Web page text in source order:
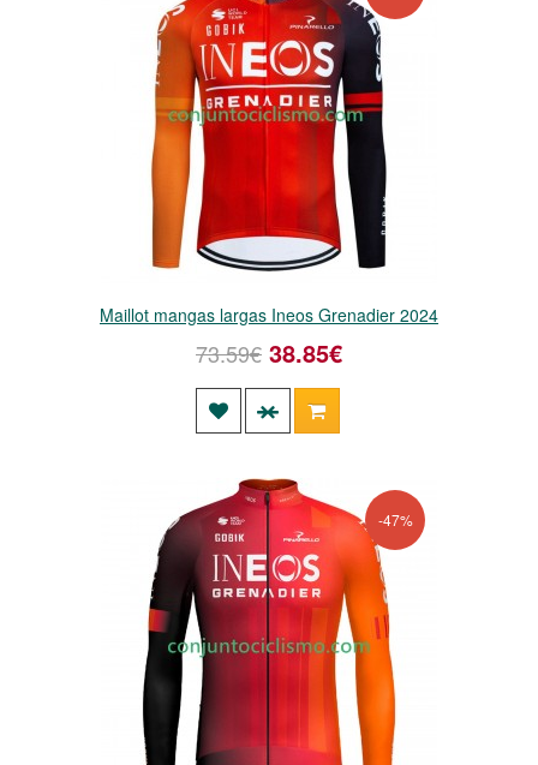
Maillot mangas largas Ineos Grenadier 2024
73.59€ 38.85€
-47%